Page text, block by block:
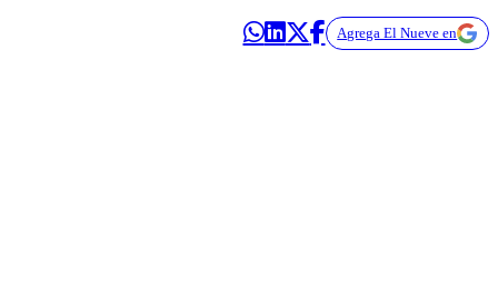
Agrega El Nueve en